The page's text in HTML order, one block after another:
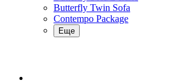
Butterfly Twin Sofa
Contempo Package
Еще